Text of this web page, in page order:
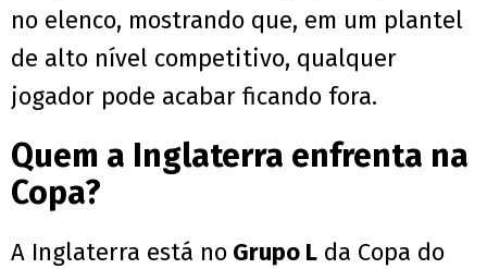
no elenco, mostrando que, em um plantel
de alto nível competitivo, qualquer
jogador pode acabar ficando fora.
Quem a Inglaterra enfrenta na
Copa?
A Inglaterra está no Grupo L da Copa do